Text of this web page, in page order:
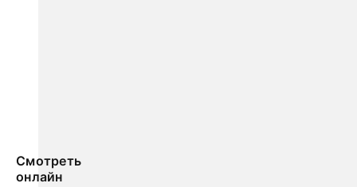
Смотреть
онлайн